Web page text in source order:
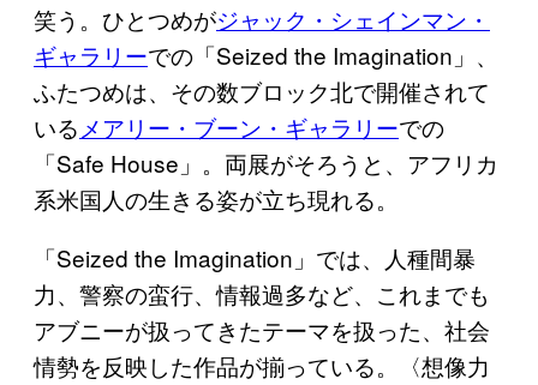
笑う。ひとつめがジャック・シェインマン・
ギャラリーでの「Seized the Imagination」、
ふたつめは、その数ブロック北で開催されて
いる メアリー・ブーン・ギャラリーでの
「Safe House」。両展がそろうと、アフリカ
系米国人の生きる姿が立ち現れる。
「Seized the Imagination」では、人種間暴
力、警察の蛮行、情報過多など、これまでも
アブニーが扱ってきたテーマを扱った、社会
情勢を反映した作品が揃っている。〈想像力